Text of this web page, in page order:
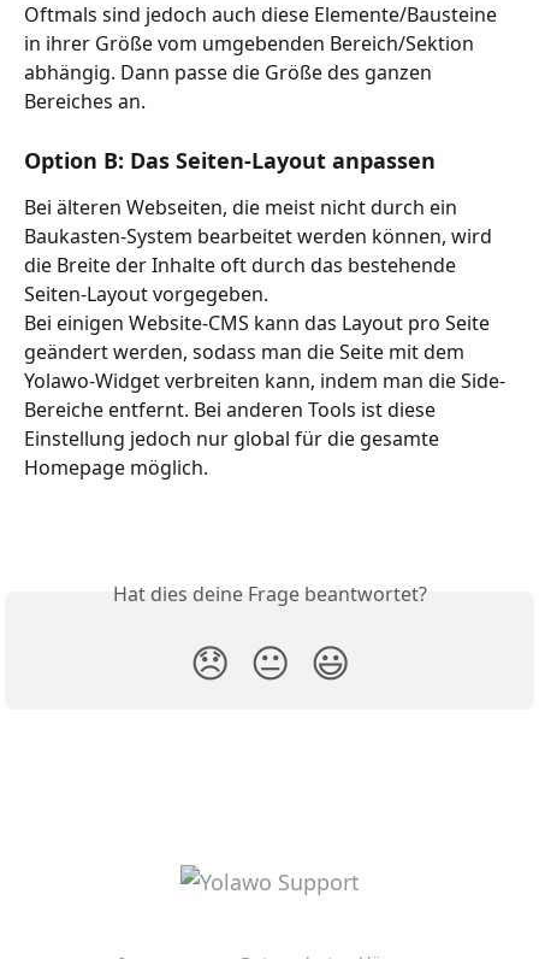
Oftmals sind jedoch auch diese Elemente/Bausteine
in ihrer Größe vom umgebenden Bereich/Sektion
abhängig. Dann passe die Größe des ganzen
Bereiches an.
Option B: Das Seiten-Layout anpassen
Bei älteren Webseiten, die meist nicht durch ein
Baukasten-System bearbeitet werden können, wird
die Breite der Inhalte oft durch das bestehende
Seiten-Layout vorgegeben.
Bei einigen Website-CMS kann das Layout pro Seite
geändert werden, sodass man die Seite mit dem
Yolawo-Widget verbreiten kann, indem man die Side-
Bereiche entfernt. Bei anderen Tools ist diese
Einstellung jedoch nur global für die gesamte
Homepage möglich.
Hat dies deine Frage beantwortet?
😞 😐 😃